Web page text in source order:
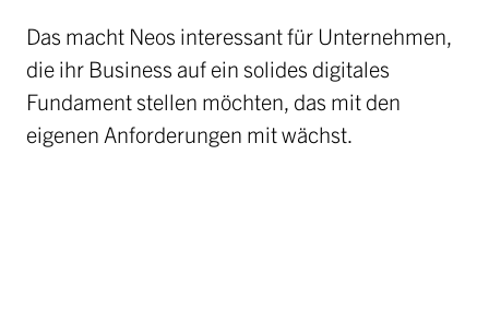
Das macht Neos interessant für Unternehmen,
die ihr Business auf ein solides digitales
Fundament stellen möchten, das mit den
eigenen Anforderungen mit wächst.